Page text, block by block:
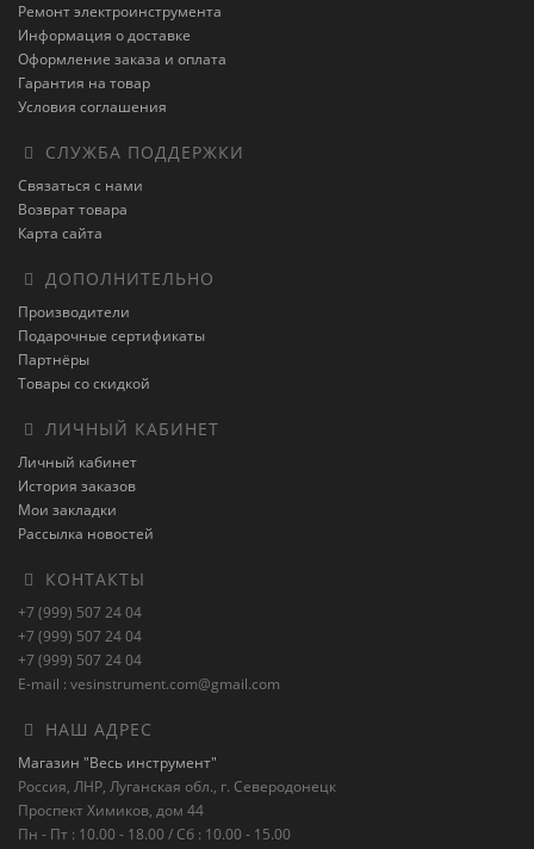
Ремонт электроинструмента
Информация о доставке
Оформление заказа и оплата
Гарантия на товар
Условия соглашения
СЛУЖБА ПОДДЕРЖКИ
Связаться с нами
Возврат товара
Карта сайта
ДОПОЛНИТЕЛЬНО
Производители
Подарочные сертификаты
Партнёры
Товары со скидкой
ЛИЧНЫЙ КАБИНЕТ
Личный кабинет
История заказов
Мои закладки
Рассылка новостей
КОНТАКТЫ
+7 (999) 507 24 04
+7 (999) 507 24 04
+7 (999) 507 24 04
E-mail : vesinstrument.com@gmail.com
НАШ АДРЕС
Магазин "Весь инструмент"
Россия, ЛНР, Луганская обл., г. Северодонецк
Проспект Химиков, дом 44
Пн - Пт : 10.00 - 18.00 / Сб : 10.00 - 15.00